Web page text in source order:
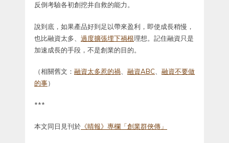
反倒考驗各初創挖井自救的能力。
說到底，如果產品好到足以帶來盈利，即使成長稍慢，
也比融資太多、 過度擴張埋下禍根理想。記住融資只是
加速成長的手段，不是創業的目的。
（相關舊文： 融資太多惹的禍、 融資ABC、 融資不要做
的事）
***
本文同日見刊於 《晴報》專欄「創業群俠傳」